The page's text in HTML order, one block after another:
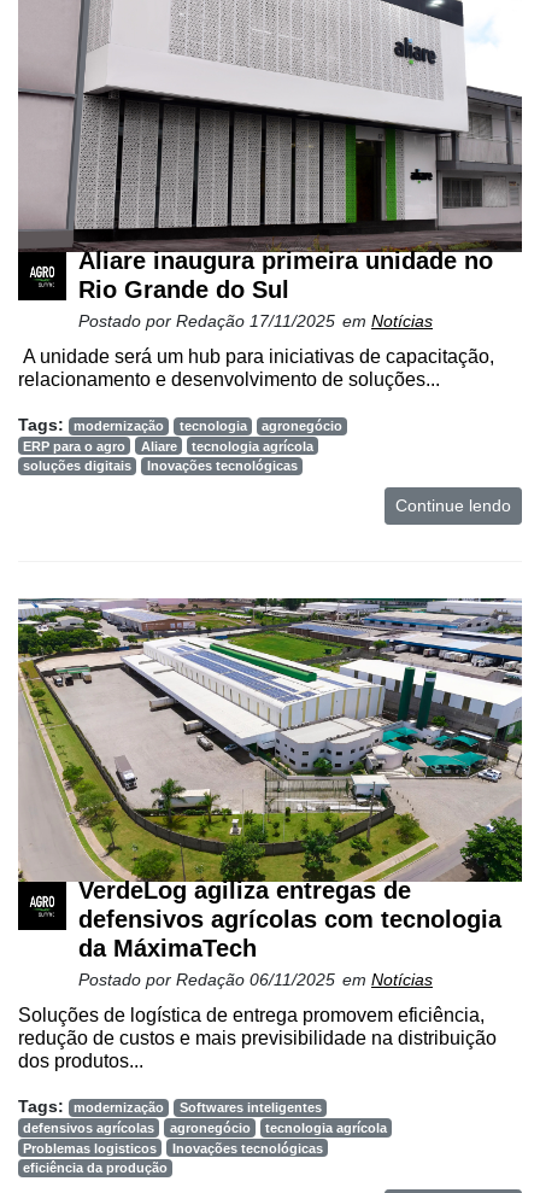
Aliare inaugura primeira unidade no
Rio Grande do Sul
Postado por Redação 17/11/2025 em Notícias
A unidade será um hub para iniciativas de capacitação,
relacionamento e desenvolvimento de soluções...
Tags: modernização tecnologia
agronegócio
ERP para o agro
Aliare
tecnologia agrícola
soluções digitais
Inovações tecnológicas
Continue lendo
VerdeLog agiliza entregas de
defensivos agrícolas com tecnologia
da MáximaTech
Postado por Redação 06/11/2025 em Notícias
Soluções de logística de entrega promovem eficiência,
redução de custos e mais previsibilidade na distribuição
dos produtos...
Tags: modernização
Softwares inteligentes
defensivos agrícolas
agronegócio
tecnologia agrícola
Problemas logisticos
Inovações tecnológicas
eficiência da produção